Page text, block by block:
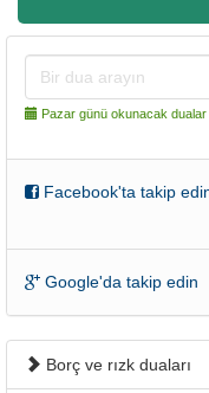
Pazar günü okunacak dualar
Facebook'ta takip
Google'da takip edin
Borç ve rızk duaları